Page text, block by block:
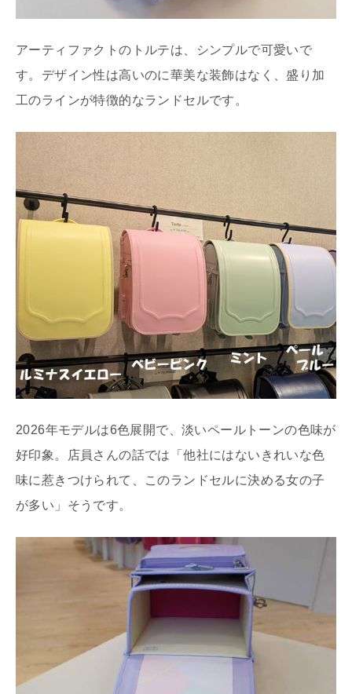
アーティファクトのトルテは、シンプルで可愛いで
す。デザイン性は高いのに華美な装飾はなく、盛り加
工のラインが特徴的なランドセルです。
2026年モデルは6色展開で、淡いペールトーンの色味が
好印象。店員さんの話では「他社にはないきれいな色
味に惹きつけられて、このランドセルに決める女の子
が多い」そうです。